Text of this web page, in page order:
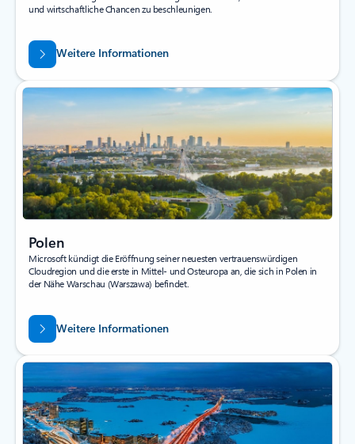
und wirtschaftliche Chancen zu beschleunigen.
Weitere Informationen
Polen
Microsoft kündigt die Eröffnung seiner neuesten vertrauenswürdigen
Cloudregion und die erste in Mittel- und Osteuropa an, die sich in Polen in
der Nähe Warschau (Warszawa) befindet.
Weitere Informationen